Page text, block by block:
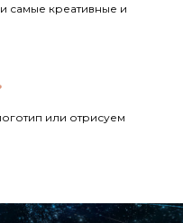
самые креативные и
или отрисуем